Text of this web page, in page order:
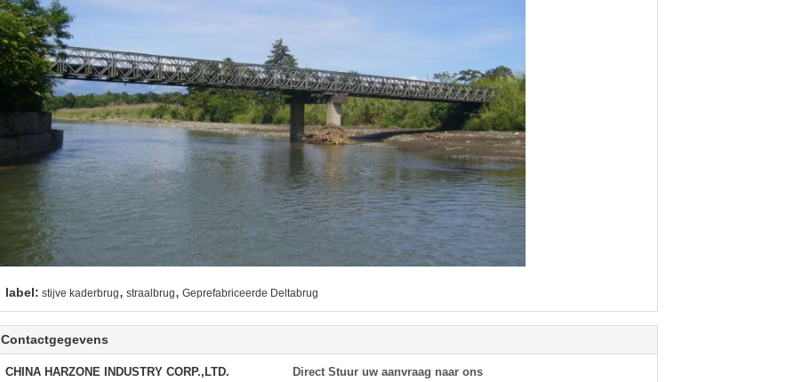
label: stijve kaderbrug, straalbrug, Geprefabriceerde Deltabrug
Contactgegevens
CHINA HARZONE INDUSTRY CORP.,LTD. Direct Stuur uw aanvraag naar ons